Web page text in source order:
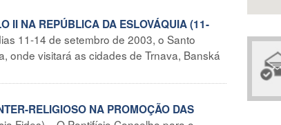
II NA REPÚBLICA DA ESLOVÁQUIA (11-
11-14 de setembro de 2003, o Santo
onde visitará as cidades de Trnava, Banská
RELIGIOSO NA PROMOÇÃO DAS